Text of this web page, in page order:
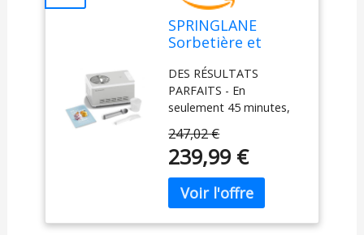
SPRINGLANE
Sorbetière et
L avec
compresseur auto-
refroidissant 180
W (Argent, avec
accessoires)
DES RÉSULTATS
PARFAITS - En
seulement 45 minutes,
glace crémeuse et utilise
l'élément chauffant
intégré pour transformer
le lait en un délicieux
yaourt fait maison en
quelques heures.
247,02 €
239,99 €